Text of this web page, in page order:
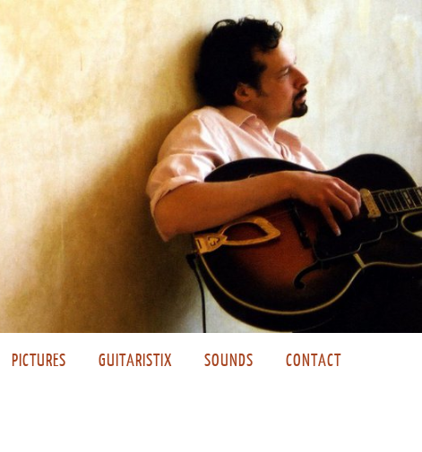
PICTURES GUITARISTIX SOUNDS CONTACT